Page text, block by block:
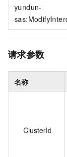
yundun-
请求参数
名称
ClusterId